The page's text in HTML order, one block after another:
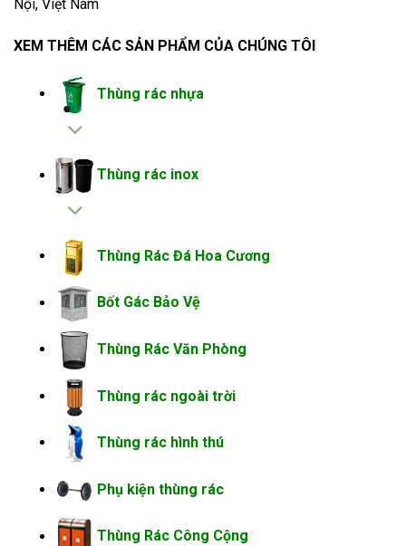
Nội, Việt Nam
XEM THÊM CÁC SẢN PHẨM CỦA CHÚNG TÔI
Thùng rác nhựa
Thùng rác inox
Thùng Rác Đá Hoa Cương
Bốt Gác Bảo Vệ
Thùng Rác Văn Phòng
Thùng rác ngoài trời
Thùng rác hình thú
Phụ kiện thùng rác
Thùng Rác Công Cộng